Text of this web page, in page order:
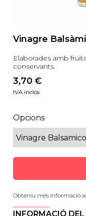
Vinagre
Elaborades amb
conservants.
3,70 €
IVA inclòs
Opcions
Obteniu més informació
INFORMACIÓ